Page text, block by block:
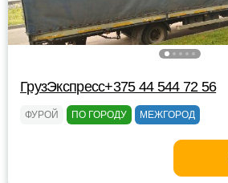
ГрузЭкспресс+375 44 544 72 56
ФУРОЙ ПО ГОРОДУ МЕЖГОРОД